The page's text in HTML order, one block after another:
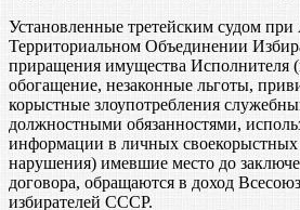
Установленные третейским судом при
Территориальном Объединении
приращения имущества Исполнителя
обогащение, незаконные льготы,
корыстные злоупотребления
должностными обязанностями,
информации в личных
нарушения) имевшие место до
договора, обращаются в доход
избирателей СССР.